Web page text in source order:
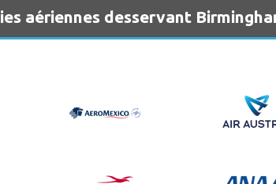
aériennes desservant